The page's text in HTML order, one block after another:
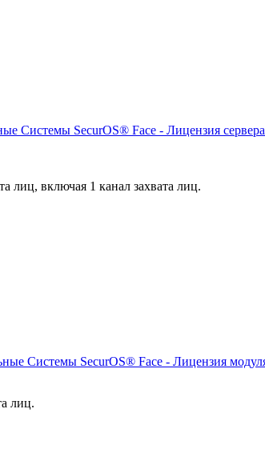
Системы SecurOS® Face - Лицензия
лиц, включая 1 канал захвата лиц.
Системы SecurOS® Face - Лицензия
лиц.